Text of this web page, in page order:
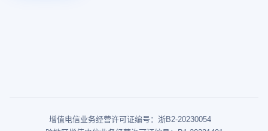
增值电信业务经营许可证编号：浙B2-20230054